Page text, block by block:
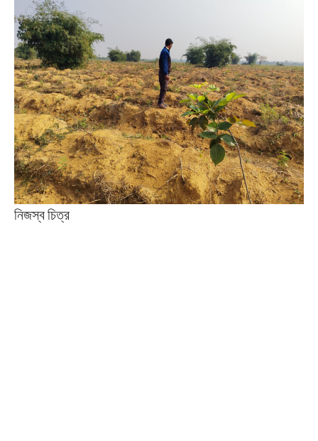
নিজস্ব চিত্র